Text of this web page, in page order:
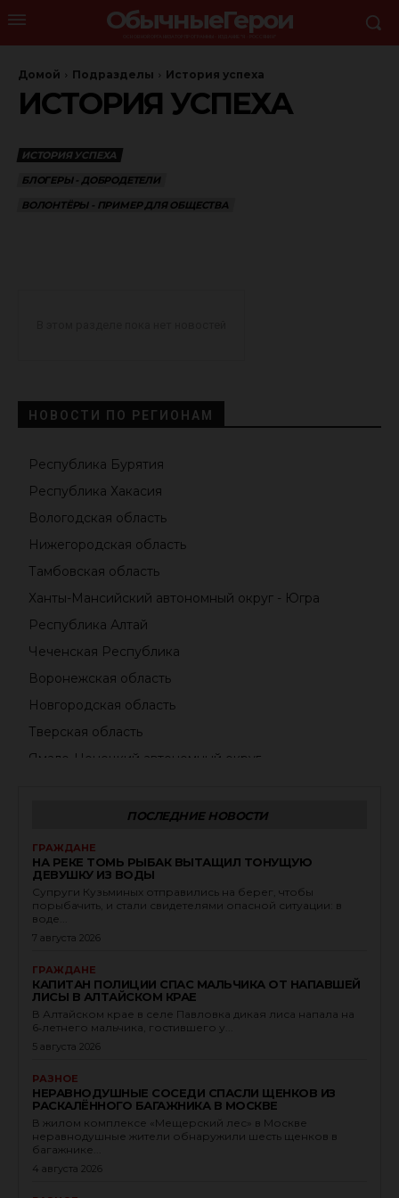
ОбычныеГерои
Домой Подразделы История успеха
ИСТОРИЯ УСПЕХА
ИСТОРИЯ УСПЕХА
БЛОГЕРЫ - ДОБРОДЕТЕЛИ
ВОЛОНТЁРЫ - ПРИМЕР ДЛЯ ОБЩЕСТВА
НОВОСТИ ПО РЕГИОНАМ
Республика Бурятия
Республика Хакасия
Вологодская область
Нижегородская область
Тамбовская область
Ханты-Мансийский автономный округ - Югра
Республика Алтай
Чеченская Республика
Воронежская область
Новгородская область
Тверская область
Ямало-Ненецкий автономный округ
Чувашская Республика - Чувашия
Новосибирская область
Томская область
Запорожская область
Республика Ингушетия
Алтайский край
Иркутская область
Омская область
Тульская область
Донецкая Народная Республика
Кабардино-Балкарская Республика
Краснодарский край
ПОСЛЕДНИЕ НОВОСТИ
ГРАЖДАНЕ
НА РЕКЕ ТОМЬ РЫБАК ВЫТАЩИЛ ТОНУЩУЮ
ДЕВУШКУ ИЗ ВОДЫ
Супруги Кузьминых отправились на берег, чтобы
порыбачить, и стали свидетелями опасной ситуации: в
воде...
7 августа 2026
ГРАЖДАНЕ
КАПИТАН ПОЛИЦИИ СПАС МАЛЬЧИКА ОТ НАПАВШЕЙ
ЛИСЫ В АЛТАЙСКОМ КРАЕ
В Алтайском крае в селе Павловка дикая лиса напала на
6‑летнего мальчика, гостившего у...
5 августа 2026
РАЗНОЕ
НЕРАВНОДУШНЫЕ СОСЕДИ СПАСЛИ ЩЕНКОВ ИЗ
РАСКАЛЁННОГО БАГАЖНИКА В МОСКВЕ
В жилом комплексе «Мещерский лес» в Москве
неравнодушные жители обнаружили шесть щенков в
багажнике...
4 августа 2026